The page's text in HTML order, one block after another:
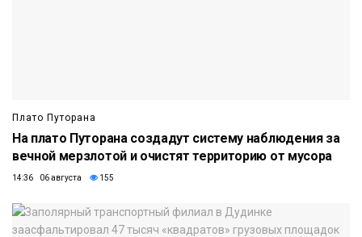
Плато Путорана
На плато Путорана создадут систему наблюдения за
вечной мерзлотой и очистят территорию от мусора
14:36 06 августа 155